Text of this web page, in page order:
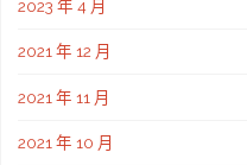
2023 年 4 月
2021 年 12 月
2021 年 11 月
2021 年 10 月